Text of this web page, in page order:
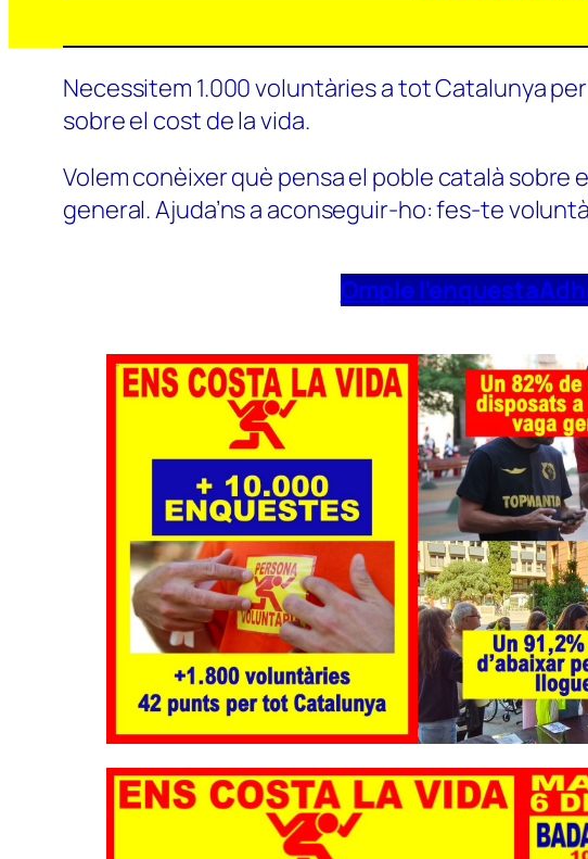
Necessitem 1.000 voluntàries a tot Catalunya
sobre el cost de la vida.
Volem conèixer què pensa el poble català sobre
general. Ajuda’ns a aconseguir-ho: fes-te
Omple l’enquesta